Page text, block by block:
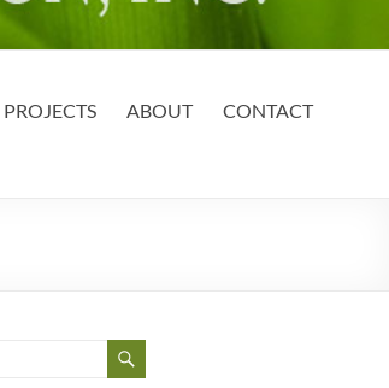
PROJECTS ABOUT CONTACT